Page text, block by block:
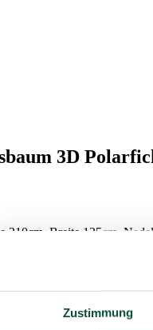
Zustimmung
3D
210cm, Breite 135cm,